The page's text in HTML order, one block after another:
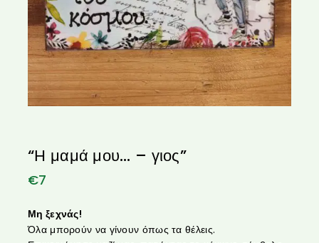
“Η μαμά μου… – γιος”
€7
Μη ξεχνάς!
Όλα μπορούν να γίνουν όπως τα θέλεις.